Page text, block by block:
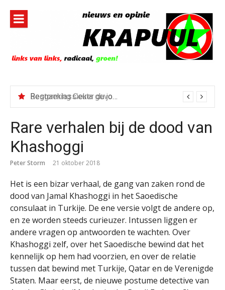
inhoud
Reggaeklassieker du jour: Revolution
Rare verhalen bij de dood van
Khashoggi
Peter Storm 21 oktober 2018
Het is een bizar verhaal, de gang van zaken rond de
dood van Jamal Khashoggi in het Saoedische
consulaat in Turkije. De ene versie volgt de andere op,
en ze worden steeds curieuzer. Intussen liggen er
andere vragen op antwoorden te wachten. Over
Khashoggi zelf, over het Saoedische bewind dat het
kennelijk op hem had voorzien, en over de relatie
tussen dat bewind met Turkije, Qatar en de Verenigde
Staten. Maar eerst, de nieuwe postume detective van